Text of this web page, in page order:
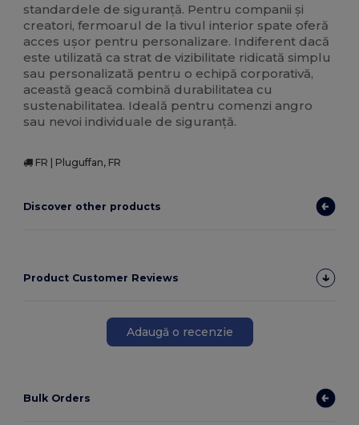
standardele de siguranță. Pentru companii și
creatori, fermoarul de la tivul interior spate oferă
acces ușor pentru personalizare. Indiferent dacă
este utilizată ca strat de vizibilitate ridicată simplu
sau personalizată pentru o echipă corporativă,
această geacă combină durabilitatea cu
sustenabilitatea. Ideală pentru comenzi angro
sau nevoi individuale de siguranță.
FR | Pluguffan, FR
Discover other products
Product Customer Reviews
Adaugă o recenzie
Bulk Orders